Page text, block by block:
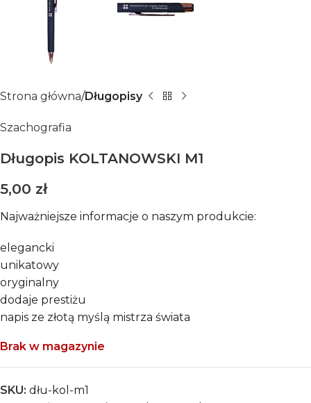
Strona główna Długopisy
Szachografia
Długopis KOLTANOWSKI M1
5,00 zł
Najważniejsze informacje o naszym produkcie:
elegancki
unikatowy
oryginalny
dodaje prestiżu
napis ze złotą myślą mistrza świata
Brak w magazynie
SKU: dłu-kol-m1